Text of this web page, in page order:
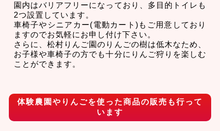
園内はバリアフリーになっており、多目的トイレも
2つ設置しています。
車椅子やシニアカー(電動カート)もご用意しており
ますのでお気軽にお申し付け下さい。
さらに、松村りんご園のりんごの樹は低木なため、
お子様や車椅子の方でも十分にりんご狩りを楽しむ
ことができます。
体験農園やりんごを使った商品の販売も行って
います